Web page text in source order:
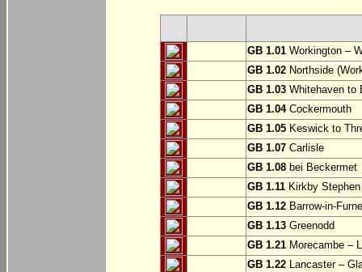
GB 1.01 Workington –
GB 1.02 Northside
GB 1.03 Whitehaven to
GB 1.04Cockermouth
GB 1.05 Keswick to
GB 1.07 Carlisle
GB 1.08 bei Beckermet
GB 1.11 Kirkby Stephen
GB 1.12 Barrow-in-
GB 1.13 Greenodd
GB 1.21 Morecambe –
GB 1.22 Lancaster –